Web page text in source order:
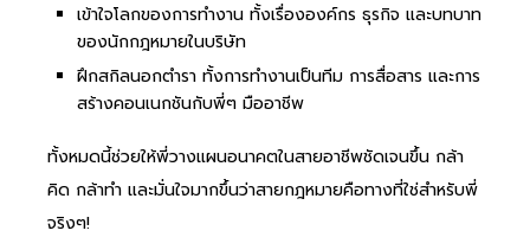
เข้าใจโลกของการทำงาน ทั้งเรื่ององค์กร ธุรกิจ และบทบาท
ของนักกฎหมายในบริษัท
ฝึกสกิลนอกตำรา ทั้งการทำงานเป็นทีม การสื่อสาร และการ
สร้างคอนเนกชันกับพี่ๆ มืออาชีพ
ทั้งหมดนี้ช่วยให้พี่วางแผนอนาคตในสายอาชีพชัดเจนขึ้น กล้า
คิด กล้าทำ และมั่นใจมากขึ้นว่าสายกฎหมายคือทางที่ใช่สำหรับพี่
จริงๆ!